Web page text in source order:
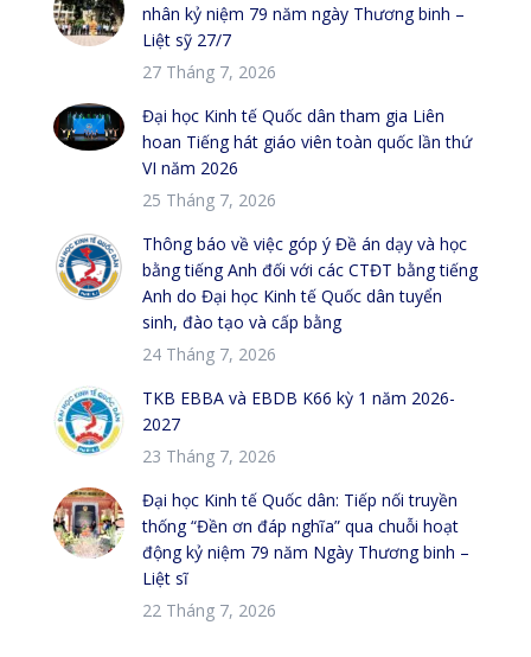
nhân kỷ niệm 79 năm ngày Thương binh –
Liệt sỹ 27/7
27 Tháng 7, 2026
Đại học Kinh tế Quốc dân tham gia Liên
hoan Tiếng hát giáo viên toàn quốc lần thứ
VI năm 2026
25 Tháng 7, 2026
Thông báo về việc góp ý Đề án dạy và học
bằng tiếng Anh đối với các CTĐT bằng tiếng
Anh do Đại học Kinh tế Quốc dân tuyển
sinh, đào tạo và cấp bằng
24 Tháng 7, 2026
TKB EBBA và EBDB K66 kỳ 1 năm 2026-
2027
23 Tháng 7, 2026
Đại học Kinh tế Quốc dân: Tiếp nối truyền
thống “Đền ơn đáp nghĩa” qua chuỗi hoạt
động kỷ niệm 79 năm Ngày Thương binh –
Liệt sĩ
22 Tháng 7, 2026